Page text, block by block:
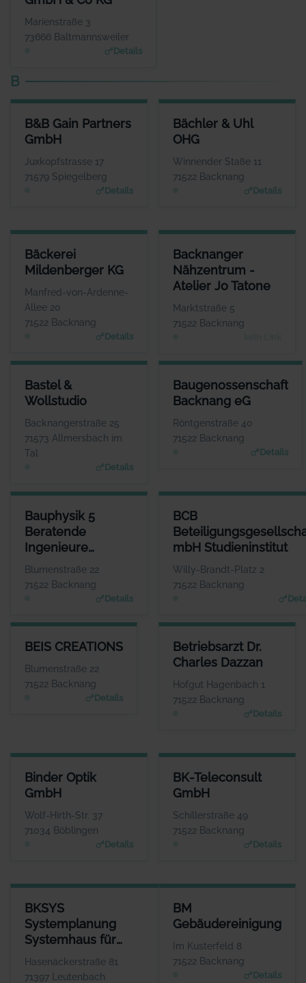
Marienstraße 3
73666 Baltmannsweiler
Details
B
B&B Gain Partners
GmbH
Juxkopfstrasse 17
71579 Spiegelberg
Details
B&B GAIN PARTNERS GMBH
Herr Hans Günter Lind
www.bb-gain.eu
Bächler & Uhl
OHG
Winnender Staße 11
71522 Backnang
Details
BÄCHLER & UHL OHG
Herr Andreas Uhl
WEBSITE
www.allianz.de
Bäckerei
Mildenberger KG
Manfred-von-Ardenne-
Allee 20
71522 Backnang
Details
BÄCKEREI MILDENBERGER KG
ANSPRECHPARTNER
Herr Bernd Mildenberger
www.mildenberger.eu
Backnanger
Nähzentrum -
Atelier Jo Tatone
Marktstraße 5
71522 Backnang
BACKNANGER NÄHZENTRUM
Bastel &
Wollstudio
Backnangerstraße 25
71573 Allmersbach im
Tal
Details
BASTEL & WOLLSTUDIO
ANSPRECHPARTNER
Frau Andrea Klink
WEBSITE
www.mein-wollstudio.d
e
Baugenossenschaft
Backnang eG
Röntgenstraße 40
71522 Backnang
Details
BAUGENOSSENSCHAFT
Herr Raphael
Bauphysik 5
Beratende
Ingenieure
PartGmbB
Blumenstraße 22
71522 Backnang
Details
BAUPHYSIK 5 BERATENDE INGENIEURE PARTGMBB
ANSPRECHPARTNER
Herr Steffen Blessing
WEBSITE
BCB
mbH Studieninstitut
Willy-Brandt-Platz 2
71522 Backnang
BCB
BEIS CREATIONS
Blumenstraße 22
71522 Backnang
Details
BEIS CREATIONS
Herr Georg Beis
www.beis-creations.co
m
Betriebsarzt Dr.
Charles Dazzan
Hofgut Hagenbach 1
71522 Backnang
Details
BETRIEBSARZT DR. CHARLES
Herr Charles
www.hausarztpraxis-
Binder Optik
GmbH
Wolf-Hirth-Str. 37
71034 Böblingen
Details
BINDER OPTIK GMBH
ANSPRECHPARTNER
Herr Helmut Baur
WEBSITE
www.binder-optik.de
BK-Teleconsult
GmbH
Schillerstraße 49
71522 Backnang
Details
BK-TELECONSULT GMBH
ANSPRECHPARTNER
Herr Martin Götzer
www.bk-teleconsult.de
BKSYS
Systemplanung
Systemhaus für
Anwendungssoftware
Hasenäckerstraße 81
71397 Leutenbach
BKSYS SYSTEMPLANUNG SYSTEMHAUS FÜR
Herr Bernd
www.bksys-
BM
Gebäudereinigung
Im Kusterfeld 8
71522 Backnang
Details
BM GEBÄUDEREINIGUNG
ANSPRECHPARTNER
Herr Tihomir
Beganovic
www.bmreinigung.de